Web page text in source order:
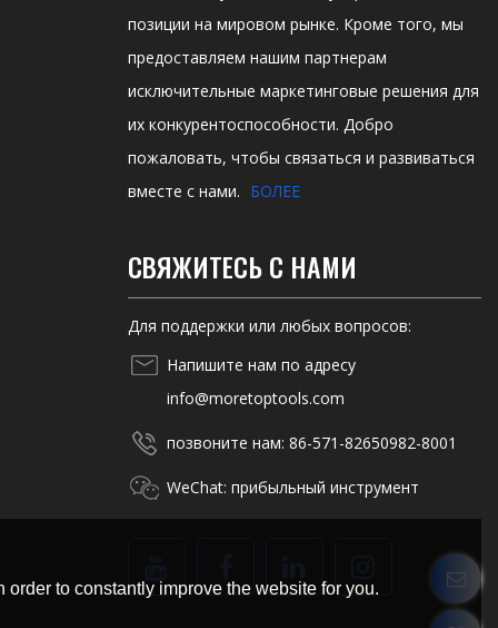
позиции на мировом рынке. Кроме того, мы
предоставляем нашим партнерам
исключительные маркетинговые решения для
их конкурентоспособности. Добро
пожаловать, чтобы связаться и развиваться
вместе с нами. БОЛЕЕ
СВЯЖИТЕСЬ С НАМИ
Для поддержки или любых вопросов:
Напишите нам по адресу
info@moretoptools.com
позвоните нам: 86-571-82650982-8001
WeChat: прибыльный инструмент
to constantly improve the website for you.